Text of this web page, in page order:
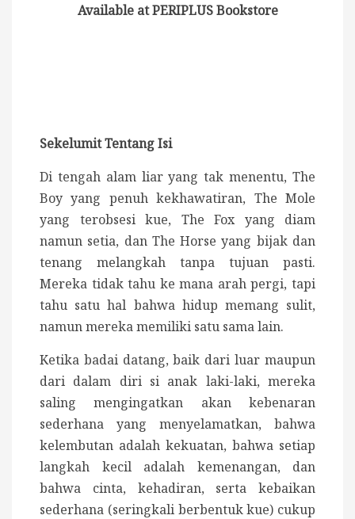
Available at PERIPLUS Bookstore
Sekelumit Tentang Isi
Di tengah alam liar yang tak menentu, The
Boy yang penuh kekhawatiran, The Mole
yang terobsesi kue, The Fox yang diam
namun setia, dan The Horse yang bijak dan
tenang melangkah tanpa tujuan pasti.
Mereka tidak tahu ke mana arah pergi, tapi
tahu satu hal bahwa hidup memang sulit,
namun mereka memiliki satu sama lain.
Ketika badai datang, baik dari luar maupun
dari dalam diri si anak laki-laki, mereka
saling mengingatkan akan kebenaran
sederhana yang menyelamatkan, bahwa
kelembutan adalah kekuatan, bahwa setiap
langkah kecil adalah kemenangan, dan
bahwa cinta, kehadiran, serta kebaikan
sederhana (seringkali berbentuk kue) cukup